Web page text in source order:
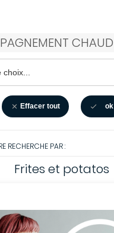
CHAUD
 Effacer tout  ok
RECHERCHE PAR :
Frites et potatos